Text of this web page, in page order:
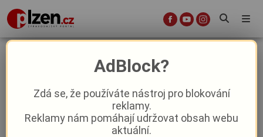
Matěj Novák: Češi a „úspory“ na
běžných bankovních účtech –
dlouhodobá základní chyba ve
finanční gramotnosti
AdBlock?
Zdá se, že používáte nástroj pro blokování
reklamy.
Reklamy nám pomáhají udržovat obsah webu
aktuální.